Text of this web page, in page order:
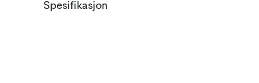
Spesifikasjon